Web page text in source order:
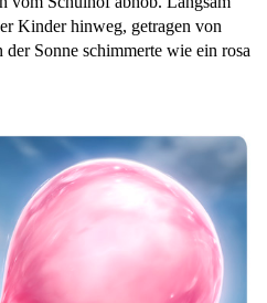
Kinder hinweg, getragen von
Sonne schimmerte wie ein rosa